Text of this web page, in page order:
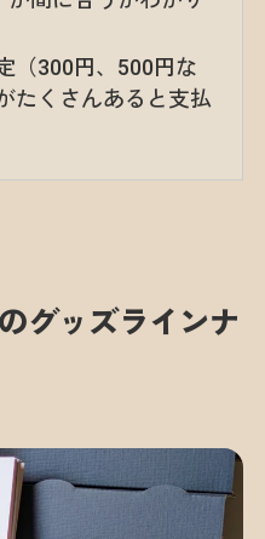
（300円、500円な
たくさんあると支払
グッズラインナ